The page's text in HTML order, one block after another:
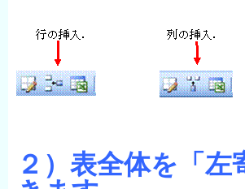
２）表全体を「